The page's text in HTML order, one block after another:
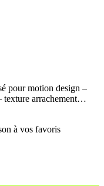
pour motion design –
texture arrachement…